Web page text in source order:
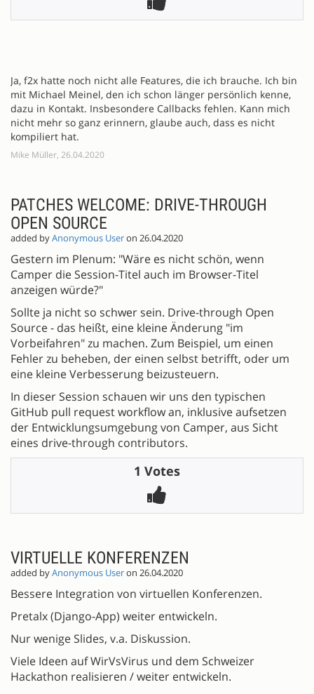
Ja, f2x hatte noch nicht alle Features, die ich brauche. Ich bin
mit Michael Meinel, den ich schon länger persönlich kenne,
dazu in Kontakt. Insbesondere Callbacks fehlen. Kann mich
nicht mehr so ganz erinnern, glaube auch, dass es nicht
kompiliert hat.
Mike Müller, 26.04.2020
PATCHES WELCOME: DRIVE-THROUGH
OPEN SOURCE
added byAnonymous Useron 26.04.2020
Gestern im Plenum: "Wäre es nicht schön, wenn
Camper die Session-Titel auch im Browser-Titel
anzeigen würde?"
Sollte ja nicht so schwer sein. Drive-through Open
Source - das heißt, eine kleine Änderung "im
Vorbeifahren" zu machen. Zum Beispiel, um einen
Fehler zu beheben, der einen selbst betrifft, oder um
eine kleine Verbesserung beizusteuern.
In dieser Session schauen wir uns den typischen
GitHub pull request workflow an, inklusive aufsetzen
der Entwicklungsumgebung von Camper, aus Sicht
eines drive-through contributors.
1 Votes
VIRTUELLE KONFERENZEN
added byAnonymous Useron 26.04.2020
Bessere Integration von virtuellen Konferenzen.
Pretalx (Django-App) weiter entwickeln.
Nur wenige Slides, v.a. Diskussion.
Viele Ideen auf WirVsVirus und dem Schweizer
Hackathon realisieren / weiter entwickeln.